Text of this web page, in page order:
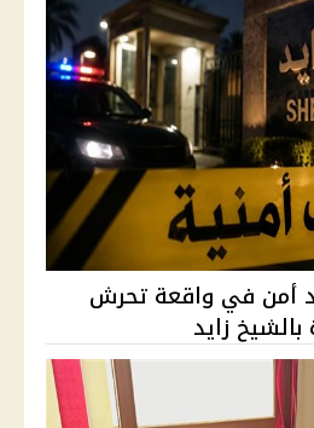
أمن في واقعة تحرش
زايد